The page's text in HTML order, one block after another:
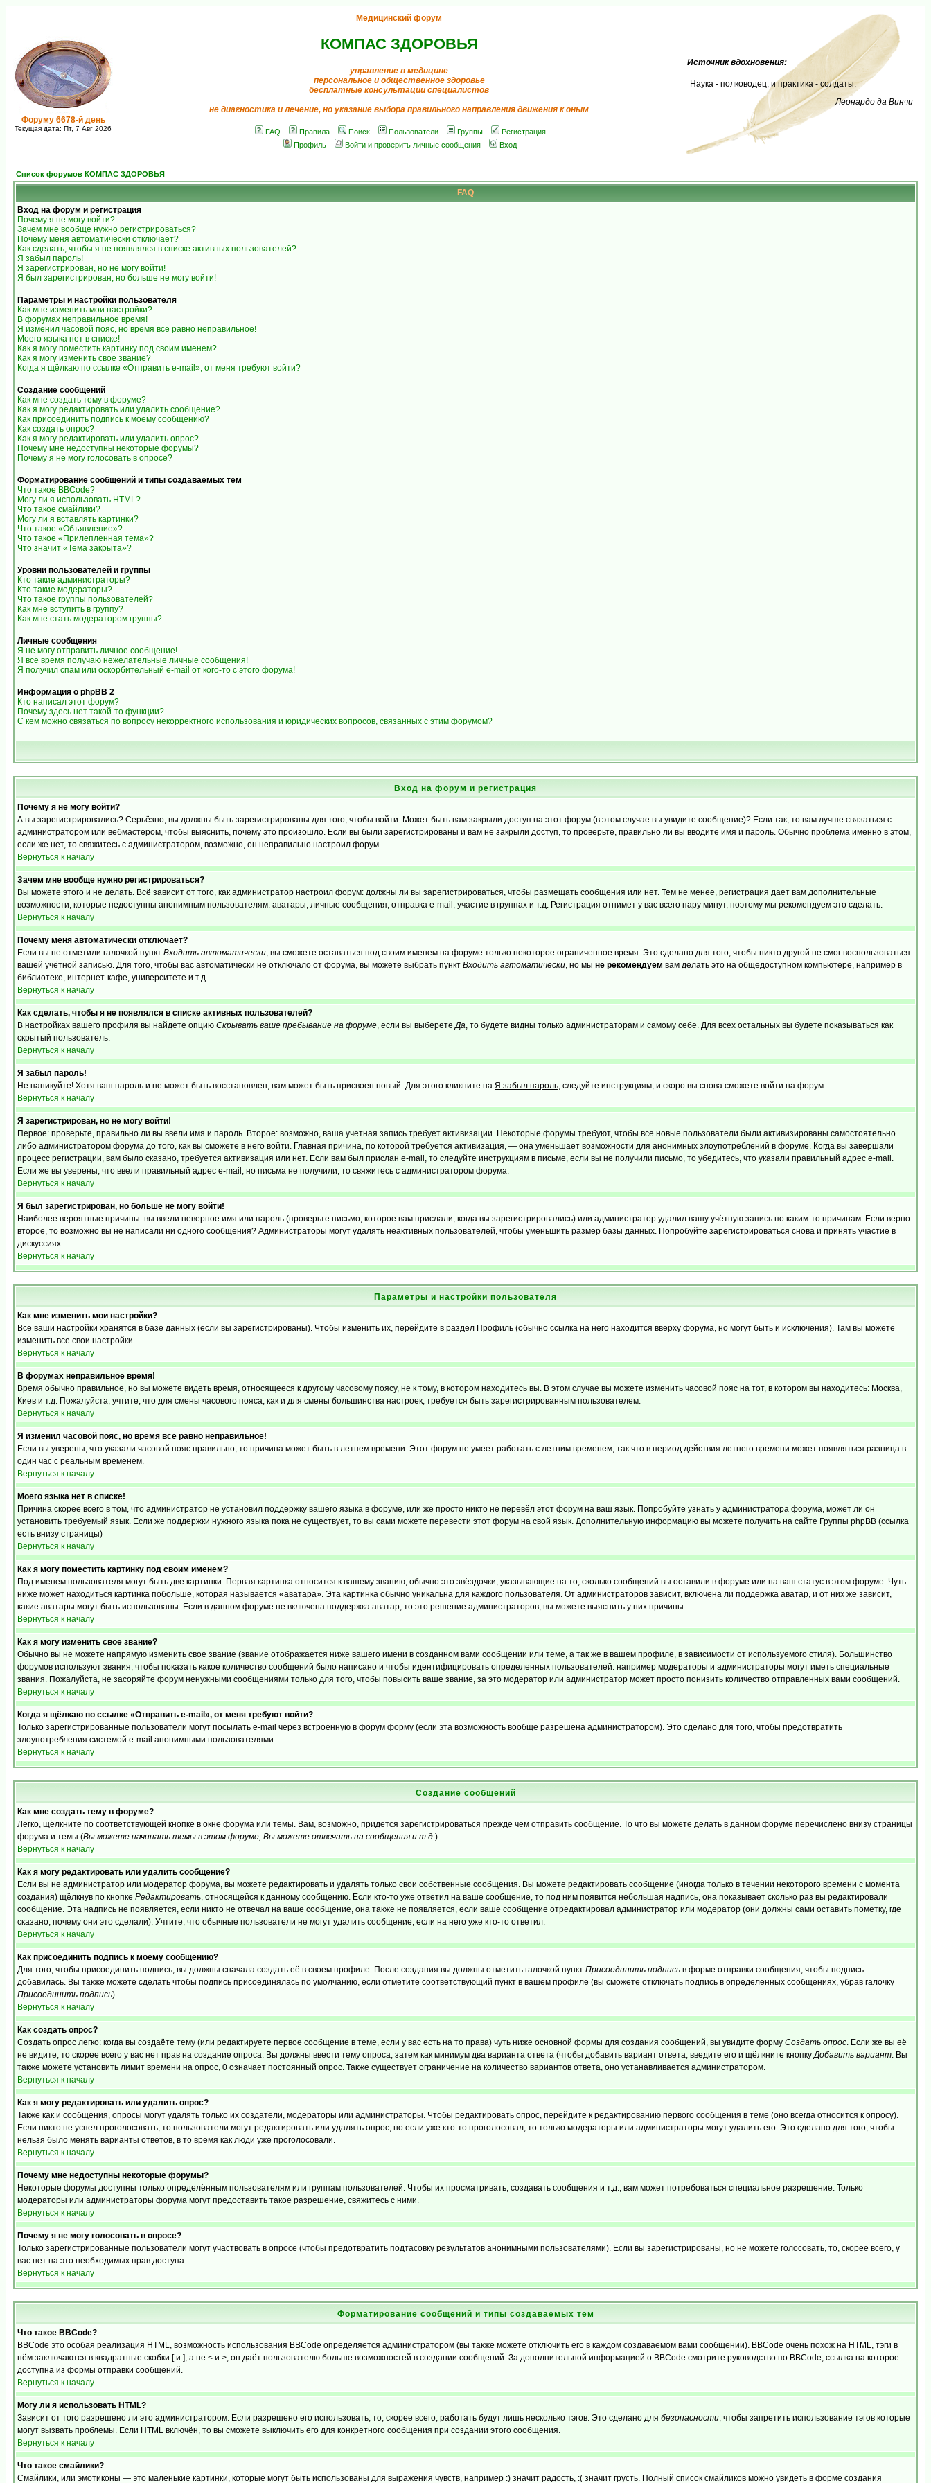
Форуму 6678-й день
Текущая дата: Пт, 7 Авг 2026
Медицинский форум
КОМПАС ЗДОРОВЬЯ
управление в медицине
персональное и общественное здоровье
бесплатные консультации специалистов
не диагностика и лечение, но указание выбора правильного направления движения к оным
FAQ Правила Поиск Пользователи Группы
Регистрация
Профиль
Войти и проверить личные сообщения Вход
Источник вдохновения:
Наука - полководец, и практика - солдаты.
Леонардо да Винчи
Список форумов КОМПАС ЗДОРОВЬЯ
FAQ
Вход на форум и регистрация
Почему я не могу войти?
Зачем мне вообще нужно регистрироваться?
Почему меня автоматически отключает?
Как сделать, чтобы я не появлялся в списке активных пользователей?
Я забыл пароль!
Я зарегистрирован, но не могу войти!
Я был зарегистрирован, но больше не могу войти!
Параметры и настройки пользователя
Как мне изменить мои настройки?
В форумах неправильное время!
Я изменил часовой пояс, но время все равно неправильное!
Моего языка нет в списке!
Как я могу поместить картинку под своим именем?
Как я могу изменить свое звание?
Когда я щёлкаю по ссылке «Отправить e-mail», от меня требуют войти?
Создание сообщений
Как мне создать тему в форуме?
Как я могу редактировать или удалить сообщение?
Как присоединить подпись к моему сообщению?
Как создать опрос?
Как я могу редактировать или удалить опрос?
Почему мне недоступны некоторые форумы?
Почему я не могу голосовать в опросе?
Форматирование сообщений и типы создаваемых тем
Что такое BBCode?
Могу ли я использовать HTML?
Что такое смайлики?
Могу ли я вставлять картинки?
Что такое «Объявление»?
Что такое «Прилепленная тема»?
Что значит «Тема закрыта»?
Уровни пользователей и группы
Кто такие администраторы?
Кто такие модераторы?
Что такое группы пользователей?
Как мне вступить в группу?
Как мне стать модератором группы?
Личные сообщения
Я не могу отправить личное сообщение!
Я всё время получаю нежелательные личные сообщения!
Я получил спам или оскорбительный e-mail от кого-то с этого форума!
Информация о phpBB 2
Кто написал этот форум?
Почему здесь нет такой-то функции?
С кем можно связаться по вопросу некорректного использования и юридических вопросов, связанных с этим форумом?
Вход на форум и регистрация
Почему я не могу войти?
А вы зарегистрировались? Серьёзно, вы должны быть зарегистрированы для того, чтобы войти. Может быть вам закрыли доступ на этот форум (в этом случае вы увидите сообщение)? Если так, то вам лучше связаться с
администратором или вебмастером, чтобы выяснить, почему это произошло. Если вы были зарегистрированы и вам не закрыли доступ, то проверьте, правильно ли вы вводите имя и пароль. Обычно проблема именно в этом,
если же нет, то свяжитесь с администратором, возможно, он неправильно настроил форум.
Вернуться к началу
Зачем мне вообще нужно регистрироваться?
Вы можете этого и не делать. Всё зависит от того, как администратор настроил форум: должны ли вы зарегистрироваться, чтобы размещать сообщения или нет. Тем не менее, регистрация дает вам дополнительные
возможности, которые недоступны анонимным пользователям: аватары, личные сообщения, отправка e-mail, участие в группах и т.д. Регистрация отнимет у вас всего пару минут, поэтому мы рекомендуем это сделать.
Вернуться к началу
Почему меня автоматически отключает?
Если вы не отметили галочкой пункт Входить автоматически, вы сможете оставаться под своим именем на форуме только некоторое ограниченное время. Это сделано для того, чтобы никто другой не смог воспользоваться
вашей учётной записью. Для того, чтобы вас автоматически не отключало от форума, вы можете выбрать пункт Входить автоматически, но мы не рекомендуем вам делать это на общедоступном компьютере, например в
библиотеке, интернет-кафе, университете и т.д.
Вернуться к началу
Как сделать, чтобы я не появлялся в списке активных пользователей?
В настройках вашего профиля вы найдете опцию Скрывать ваше пребывание на форуме, если вы выберетеДа, то будете видны только администраторам и самому себе. Для всех остальных вы будете показываться как
скрытый пользователь.
Вернуться к началу
Я забыл пароль!
Не паникуйте! Хотя ваш пароль и не может быть восстановлен, вам может быть присвоен новый. Для этого кликните на Я забыл пароль, следуйте инструкциям, и скоро вы снова сможете войти на форум
Вернуться к началу
Я зарегистрирован, но не могу войти!
Первое: проверьте, правильно ли вы ввели имя и пароль. Второе: возможно, ваша учетная запись требует активизации. Некоторые форумы требуют, чтобы все новые пользователи были активизированы самостоятельно
либо администратором форума до того, как вы сможете в него войти. Главная причина, по которой требуется активизация, — она уменьшает возможности для анонимных злоупотреблений в форуме. Когда вы завершали
процесс регистрации, вам было сказано, требуется активизация или нет. Если вам был прислан e-mail, то следуйте инструкциям в письме, если вы не получили письмо, то убедитесь, что указали правильный адрес e-mail.
Если же вы уверены, что ввели правильный адрес e-mail, но письма не получили, то свяжитесь с администратором форума.
Вернуться к началу
Я был зарегистрирован, но больше не могу войти!
Наиболее вероятные причины: вы ввели неверное имя или пароль (проверьте письмо, которое вам прислали, когда вы зарегистрировались) или администратор удалил вашу учётную запись по каким-то причинам. Если верно
второе, то возможно вы не написали ни одного сообщения? Администраторы могут удалять неактивных пользователей, чтобы уменьшить размер базы данных. Попробуйте зарегистрироваться снова и принять участие в
дискуссиях.
Вернуться к началу
Параметры и настройки пользователя
Как мне изменить мои настройки?
Все ваши настройки хранятся в базе данных (если вы зарегистрированы). Чтобы изменить их, перейдите в раздел Профиль (обычно ссылка на него находится вверху форума, но могут быть и исключения). Там вы можете
изменить все свои настройки
Вернуться к началу
В форумах неправильное время!
Время обычно правильное, но вы можете видеть время, относящееся к другому часовому поясу, не к тому, в котором находитесь вы. В этом случае вы можете изменить часовой пояс на тот, в котором вы находитесь: Москва,
Киев и т.д. Пожалуйста, учтите, что для смены часового пояса, как и для смены большинства настроек, требуется быть зарегистрированным пользователем.
Вернуться к началу
Я изменил часовой пояс, но время все равно неправильное!
Если вы уверены, что указали часовой пояс правильно, то причина может быть в летнем времени. Этот форум не умеет работать с летним временем, так что в период действия летнего времени может появляться разница в
один час с реальным временем.
Вернуться к началу
Моего языка нет в списке!
Причина скорее всего в том, что администратор не установил поддержку вашего языка в форуме, или же просто никто не перевёл этот форум на ваш язык. Попробуйте узнать у администратора форума, может ли он
установить требуемый язык. Если же поддержки нужного языка пока не существует, то вы сами можете перевести этот форум на свой язык. Дополнительную информацию вы можете получить на сайте Группы phpBB (ссылка
есть внизу страницы)
Вернуться к началу
Как я могу поместить картинку под своим именем?
Под именем пользователя могут быть две картинки. Первая картинка относится к вашему званию, обычно это звёздочки, указывающие на то, сколько сообщений вы оставили в форуме или на ваш статус в этом форуме. Чуть
ниже может находиться картинка побольше, которая называется «аватара». Эта картинка обычно уникальна для каждого пользователя. От администраторов зависит, включена ли поддержка аватар, и от них же зависит,
какие аватары могут быть использованы. Если в данном форуме не включена поддержка аватар, то это решение администраторов, вы можете выяснить у них причины.
Вернуться к началу
Как я могу изменить свое звание?
Обычно вы не можете напрямую изменить свое звание (звание отображается ниже вашего имени в созданном вами сообщении или теме, а так же в вашем профиле, в зависимости от используемого стиля). Большинство
форумов используют звания, чтобы показать какое количество сообщений было написано и чтобы идентифицировать определенных пользователей: например модераторы и администраторы могут иметь специальные
звания. Пожалуйста, не засоряйте форум ненужными сообщениями только для того, чтобы повысить ваше звание, за это модератор или администратор может просто понизить количество отправленных вами сообщений.
Вернуться к началу
Когда я щёлкаю по ссылке «Отправить e-mail», от меня требуют войти?
Только зарегистрированные пользователи могут посылать e-mail через встроенную в форум форму (если эта возможность вообще разрешена администратором). Это сделано для того, чтобы предотвратить
злоупотребления системой e-mail анонимными пользователями.
Вернуться к началу
Создание сообщений
Как мне создать тему в форуме?
Легко, щёлкните по соответствующей кнопке в окне форума или темы. Вам, возможно, придется зарегистрироваться прежде чем отправить сообщение. То что вы можете делать в данном форуме перечислено внизу страницы
форума и темы (Вы можете начинать темы в этом форуме, Вы можете отвечать на сообщения и т.д.)
Вернуться к началу
Как я могу редактировать или удалить сообщение?
Если вы не администратор или модератор форума, вы можете редактировать и удалять только свои собственные сообщения. Вы можете редактировать сообщение (иногда только в течении некоторого времени с момента
создания) щёлкнув по кнопке Редактировать, относящейся к данному сообщению. Если кто-то уже ответил на ваше сообщение, то под ним появится небольшая надпись, она показывает сколько раз вы редактировали
сообщение. Эта надпись не появляется, если никто не отвечал на ваше сообщение, она также не появляется, если ваше сообщение отредактировал администратор или модератор (они должны сами оставить пометку, где
сказано, почему они это сделали). Учтите, что обычные пользователи не могут удалить сообщение, если на него уже кто-то ответил.
Вернуться к началу
Как присоединить подпись к моему сообщению?
Для того, чтобы присоединить подпись, вы должны сначала создать её в своем профиле. После создания вы должны отметить галочкой пункт Присоединить подпись в форме отправки сообщения, чтобы подпись
добавилась. Вы также можете сделать чтобы подпись присоединялась по умолчанию, если отметите соответствующий пункт в вашем профиле (вы сможете отключать подпись в определенных сообщениях, убрав галочку
Присоединить подпись)
Вернуться к началу
Как создать опрос?
Создать опрос легко: когда вы создаёте тему (или редактируете первое сообщение в теме, если у вас есть на то права) чуть ниже основной формы для создания сообщений, вы увидите форму Создать опрос. Если же вы её
не видите, то скорее всего у вас нет прав на создание опроса. Вы должны ввести тему опроса, затем как минимум два варианта ответа (чтобы добавить вариант ответа, введите его и щёлкните кнопкуДобавить вариант. Вы
также можете установить лимит времени на опрос, 0 означает постоянный опрос. Также существует ограничение на количество вариантов ответа, оно устанавливается администратором.
Вернуться к началу
Как я могу редактировать или удалить опрос?
Также как и сообщения, опросы могут удалять только их создатели, модераторы или администраторы. Чтобы редактировать опрос, перейдите к редактированию первого сообщения в теме (оно всегда относится к опросу).
Если никто не успел проголосовать, то пользователи могут редактировать или удалять опрос, но если уже кто-то проголосовал, то только модераторы или администраторы могут удалить его. Это сделано для того, чтобы
нельзя было менять варианты ответов, в то время как люди уже проголосовали.
Вернуться к началу
Почему мне недоступны некоторые форумы?
Некоторые форумы доступны только определённым пользователям или группам пользователей. Чтобы их просматривать, создавать сообщения и т.д., вам может потребоваться специальное разрешение. Только
модераторы или администраторы форума могут предоставить такое разрешение, свяжитесь с ними.
Вернуться к началу
Почему я не могу голосовать в опросе?
Только зарегистрированные пользователи могут участвовать в опросе (чтобы предотвратить подтасовку результатов анонимными пользователями). Если вы зарегистрированы, но не можете голосовать, то, скорее всего, у
вас нет на это необходимых прав доступа.
Вернуться к началу
Форматирование сообщений и типы создаваемых тем
Что такое BBCode?
BBCode это особая реализация HTML, возможность использования BBCode определяется администратором (вы также можете отключить его в каждом создаваемом вами сообщении). BBCode очень похож на HTML, тэги в
нём заключаются в квадратные скобки [ и ], а не < и >, он даёт пользователю больше возможностей в создании сообщений. За дополнительной информацией о BBCode смотрите руководство по BBCode, ссылка на которое
доступна из формы отправки сообщений.
Вернуться к началу
Могу ли я использовать HTML?
Зависит от того разрешено ли это администратором. Если разрешено его использовать, то, скорее всего, работать будут лишь несколько тэгов. Это сделано для безопасности, чтобы запретить использование тэгов которые
могут вызвать проблемы. Если HTML включён, то вы сможете выключить его для конкретного сообщения при создании этого сообщения.
Вернуться к началу
Что такое смайлики?
Смайлики, или эмотиконы — это маленькие картинки, которые могут быть использованы для выражения чувств, например :) значит радость, :( значит грусть. Полный список смайликов можно увидеть в форме создания